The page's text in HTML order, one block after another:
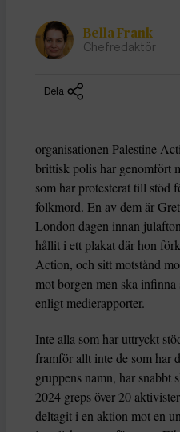
Bella Frank
Chefredaktör
Dela
organisationen Palestine
brittisk polis har genomfört
som har protesterat till stöd
folkmord. En av dem är
London dagen innan
hållit i ett plakat där hon
Action, och sitt motstånd
mot borgen men ska
enligt medierapporter.
Inte alla som har uttryckt
framför allt inte de som har
gruppens namn, har snabbt
2024 greps över 20
deltagit i en aktion mot en